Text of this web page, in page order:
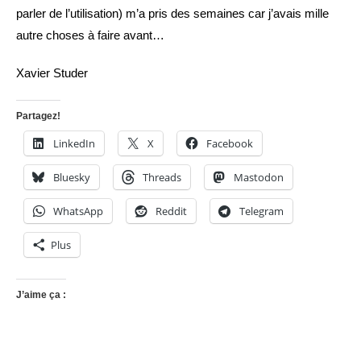
parler de l’utilisation) m’a pris des semaines car j’avais mille
autre choses à faire avant…
Xavier Studer
Partagez!
LinkedIn X Facebook
Bluesky Threads Mastodon
WhatsApp Reddit Telegram
Plus
J’aime ça :